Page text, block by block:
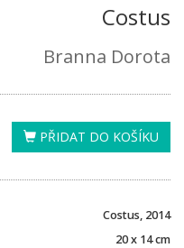
Costus
Branna Dorota
PŘIDAT DO KOŠÍKU
Costus, 2014
20 x 14 cm